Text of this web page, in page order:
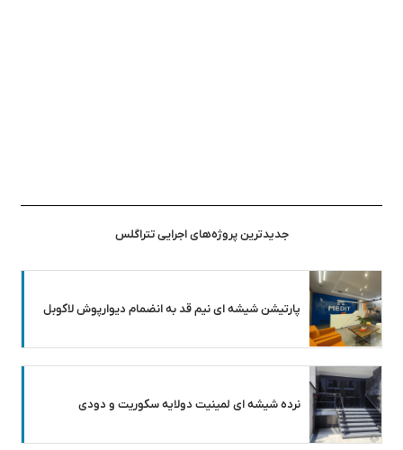
جدیدترین پروژه‌های اجرایی تتراگلس
پارتیشن شیشه ای نیم قد به انضمام دیوارپوش لاکوبل
نرده شیشه ای لمینیت دولایه سکوریت و دودی